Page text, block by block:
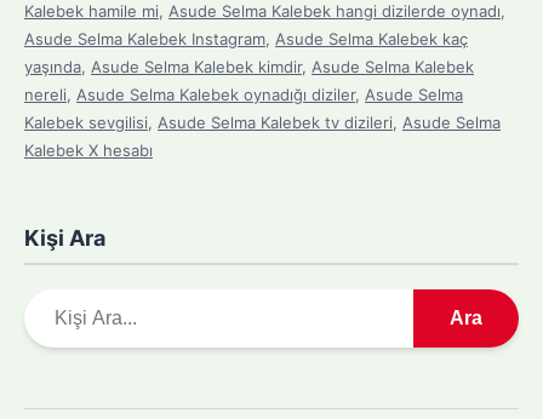
Kalebek hamile mi, Asude Selma Kalebek hangi dizilerde oynadı,
Asude Selma Kalebek Instagram, Asude Selma Kalebek kaç
yaşında, Asude Selma Kalebek kimdir, Asude Selma Kalebek
nereli, Asude Selma Kalebek oynadığı diziler, Asude Selma
Kalebek sevgilisi, Asude Selma Kalebek tv dizileri, Asude Selma
Kalebek X hesabı
Kişi Ara
r
Ara